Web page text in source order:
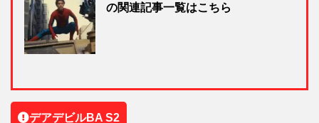
の関連記事一覧はこちら
デアデビルBA S2